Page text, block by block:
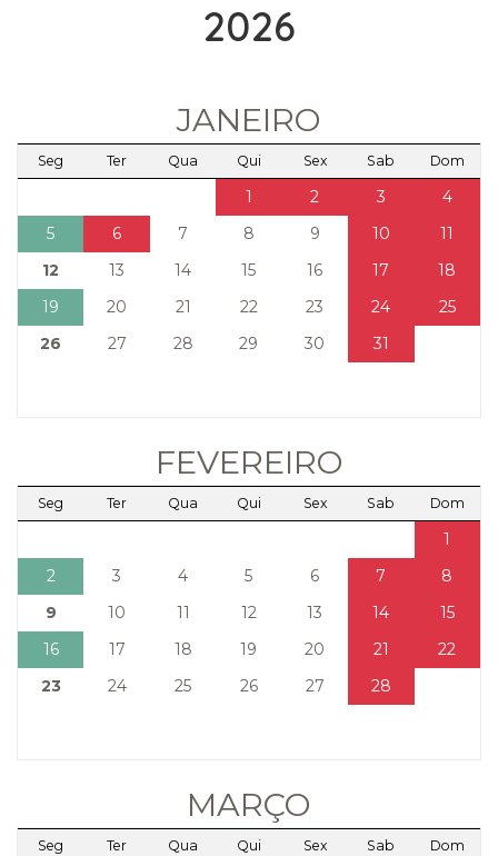
2026
JANEIRO
Seg Ter Qua Qui Sex Sab Dom
1 2 3
4
5
6 7 8 9 10
11
12
13 14 15 16 17
18
19
20 21 22 23 24
25
26
27 28 29 30 31
FEVEREIRO
Seg Ter Qua Qui Sex Sab Dom
1
2
3 4 5 6 7
8
9
10 11 12 13 14
15
16
17 18 19 20 21
22
23
24 25 26 27 28
MARÇO
Seg Ter Qua Qui Sex Sab Dom